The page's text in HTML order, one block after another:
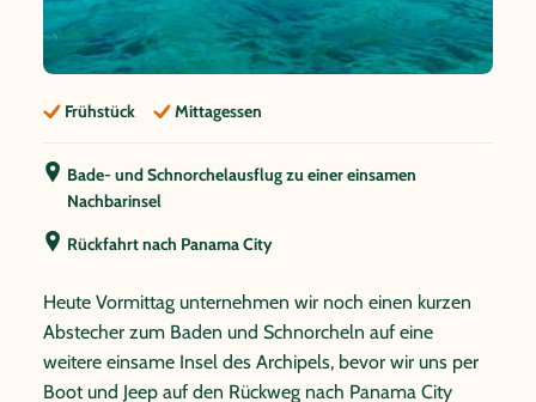
Kultur und Geschichte aber auch Probleme der Kunas,
beim Besuch eines ihrer Dörfer. Die Kunas haben den
Tourismus streng reguliert und es so geschafft ihre
Traditionen und ihre kulturelle Eigenständigkeit
Begebenheiten und die etwas eigenwillige Art der
Kunas bleiben die San Blas Inseln von großen
Touristengruppen fast unberührt und können so ihren
einmaligen Charme erhalten.
Frühstück Mittagessen
Bade- und Schnorchelausflug zu einer einsamen
Nachbarinsel
Rückfahrt nach Panama City
Heute Vormittag unternehmen wir noch einen kurzen
Abstecher zum Baden und Schnorcheln auf eine
weitere einsame Insel des Archipels, bevor wir uns per
Boot und Jeep auf den Rückweg nach Panama City